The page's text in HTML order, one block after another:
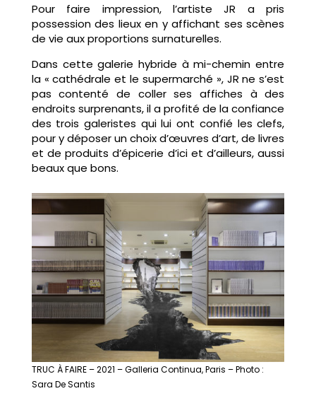
Pour faire impression, l’artiste JR a pris
possession des lieux en y affichant ses scènes
de vie aux proportions surnaturelles.
Dans cette galerie hybride à mi-chemin entre
la « cathédrale et le supermarché », JR ne s’est
pas contenté de coller ses affiches à des
endroits surprenants, il a profité de la confiance
des trois galeristes qui lui ont confié les clefs,
pour y déposer un choix d’œuvres d’art, de livres
et de produits d’épicerie d’ici et d’ailleurs, aussi
beaux que bons.
TRUC À FAIRE – 2021 – Galleria Continua, Paris – Photo :
Sara De Santis